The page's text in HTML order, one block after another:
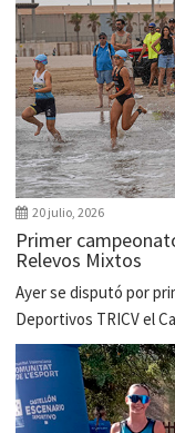
20 julio, 2026
Primer
Relevos Mixtos
Ayer se disputó por
Deportivos TRICV el